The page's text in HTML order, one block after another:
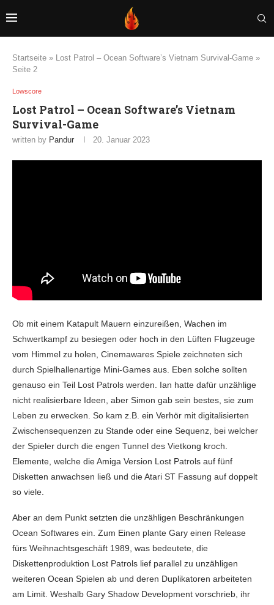
Startseite » Lost Patrol – Ocean Software’s Vietnam Survival-Game »
Seite 2
Lowscore
Lost Patrol – Ocean Software’s Vietnam
Survival-Game
written by Pandur 20. Januar 2023
Ob mit einem Katapult Mauern einzureißen, Wachen im
Schwertkampf zu besiegen oder hoch in den Lüften Flugzeuge
vom Himmel zu holen, Cinemawares Spiele zeichneten sich
durch Spielhallenartige Mini-Games aus. Eben solche sollten
genauso ein Teil Lost Patrols werden. Ian hatte dafür unzählige
nicht realisierbare Ideen, aber Simon gab sein bestes, sie zum
Leben zu erwecken. So kam z.B. ein Verhör mit digitalisierten
Zwischensequenzen zu Stande oder eine Sequenz, bei welcher
der Spieler durch die engen Tunnel des Vietkong kroch.
Elemente, welche die Amiga Version Lost Patrols auf fünf
Disketten anwachsen ließ und die Atari ST Fassung auf doppelt
so viele.
Aber an dem Punkt setzten die unzähligen Beschränkungen
Ocean Softwares ein. Zum Einen plante Gary einen Release
fürs Weihnachtsgeschäft 1989, was bedeutete, die
Diskettenproduktion Lost Patrols lief parallel zu unzähligen
weiteren Ocean Spielen ab und deren Duplikatoren arbeiteten
am Limit. Weshalb Gary Shadow Development vorschrieb, ihr